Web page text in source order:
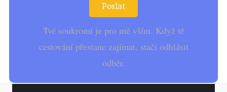
Poslat
Tvé soukromí je pro mě vším. Když tě
cestování přestane zajímat, stačí odhlásit
odběr.